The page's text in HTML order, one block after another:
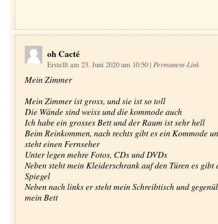
oh Cacté
Erstellt am 23. Juni 2020 um 10:50 | Permanent-Link
Mein Zimmer
Mein Zimmer ist gross, und sie ist so toll
Die Wände sind weiss und die kommode auch
Ich habe ein grosses Bett und der Raum ist sehr hell
Beim Reinkommen, nach rechts gibt es ein Kommode
steht einen Fernseher
Unter legen mehre Fotos, CDs und DVDs
Neben steht mein Kleiderschrank auf den Türen es gibt
Spiegel
Neben nach links er steht mein Schreibtisch und
mein Bett